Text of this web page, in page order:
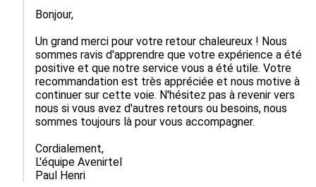
Bonjour,
Un grand merci pour votre retour chaleureux ! Nous
sommes ravis d'apprendre que votre expérience a été
positive et que notre service vous a été utile. Votre
recommandation est très appréciée et nous motive à
continuer sur cette voie. N'hésitez pas à revenir vers
nous si vous avez d'autres retours ou besoins, nous
sommes toujours là pour vous accompagner.
Cordialement,
L'équipe Avenirtel
Paul Henri